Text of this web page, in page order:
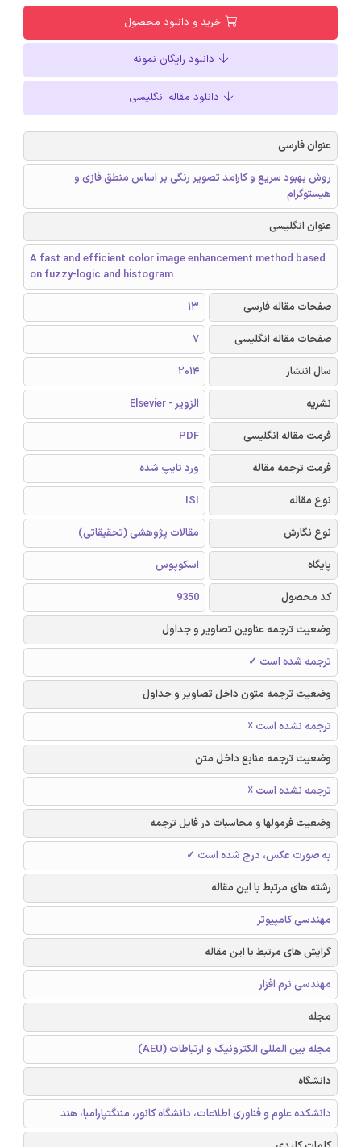
خرید و دانلود محصول
دانلود رایگان نمونه
دانلود مقاله انگلیسی
عنوان فارسی
روش بهبود سریع و کارآمد تصویر رنگی بر اساس منطق فازی و
هیستوگرام
عنوان انگلیسی
A fast and efficient color image enhancement method based
on fuzzy-logic and histogram
صفحات مقاله فارسی
13
صفحات مقاله انگلیسی
7
سال انتشار
2014
نشریه
الزویر - Elsevier
فرمت مقاله انگلیسی
PDF
فرمت ترجمه مقاله
ورد تایپ شده
نوع مقاله
ISI
نوع نگارش
مقالات پژوهشی (تحقیقاتی)
پایگاه
اسکوپوس
کد محصول
9350
وضعیت ترجمه عناوین تصاویر و جداول
ترجمه شده است ✓
وضعیت ترجمه متون داخل تصاویر و جداول
ترجمه نشده است ☓
وضعیت ترجمه منابع داخل متن
ترجمه نشده است ☓
وضعیت فرمولها و محاسبات در فایل ترجمه
به صورت عکس، درج شده است ✓
رشته های مرتبط با این مقاله
مهندسی کامپیوتر
گرایش های مرتبط با این مقاله
مهندسی نرم افزار
مجله
مجله بین المللی الکترونیک و ارتباطات (AEU)
دانشگاه
دانشکده علوم و فناوری اطلاعات، دانشگاه کانور، مننگتپارامبا، هند